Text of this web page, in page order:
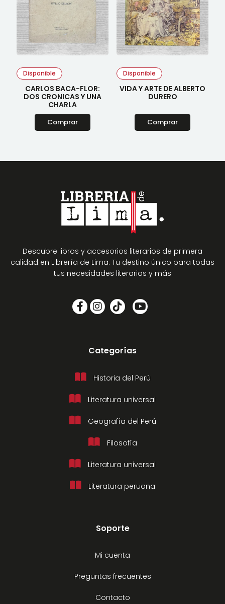
Disponible
CARLOS BACA-FLOR:
DOS CRONICAS Y UNA
CHARLA
Comprar
Disponible
VIDA Y ARTE DE ALBERTO
DURERO
Comprar
Descubre libros y accesorios literarios de primera
calidad en Librería de Lima. Tu destino único para todas
tus necesidades literarias y más
Categorías
Historia del Perú
Literatura universal
Geografía del Perú
Filosofía
Literatura universal
Literatura peruana
Soporte
Mi cuenta
Preguntas frecuentes
Contacto